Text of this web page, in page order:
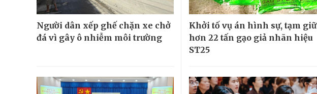
Người dân xếp ghế chặn xe chở
đá vì gây ô nhiễm môi trường
Khởi tố vụ án hình sự, tạm giữ
hơn 22 tấn gạo giả nhãn hiệu
ST25